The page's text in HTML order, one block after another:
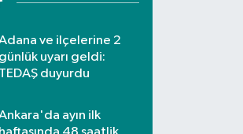
ve ilçelerine 2
günlük uyarı geldi:
TEDAŞ duyurdu
ayın ilk